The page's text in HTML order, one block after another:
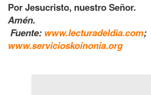
Por Jesucristo, nuestro Señor.
Amén.
Fuente: www.lecturadeldia.com;
www.servicioskoinonia.org